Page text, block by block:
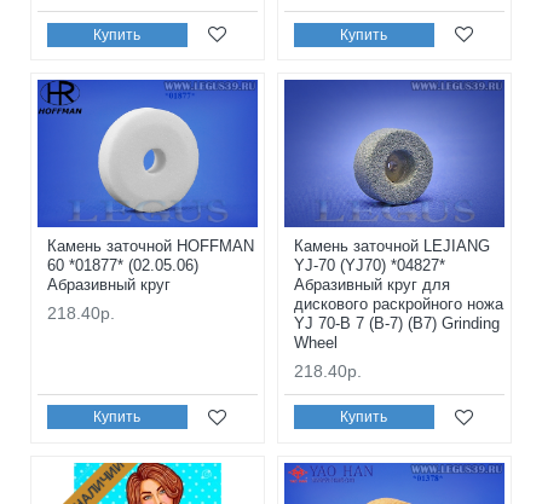
Купить Купить
Камень заточной HOFFMAN
60 *01877* (02.05.06)
Абразивный круг
218.40р.
Купить
Камень заточной LEJIANG
YJ-70 (YJ70) *04827*
Абразивный круг для
дискового раскройного ножа
YJ 70-B 7 (B-7) (B7) Grinding
Wheel
218.40р.
Купить